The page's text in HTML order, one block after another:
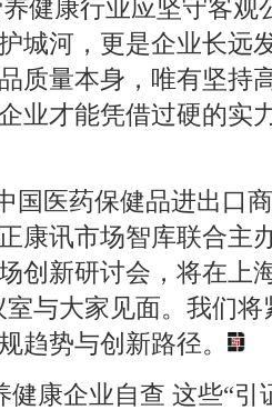
健康行业应坚守客观
城河，更是企业长远
质量本身，唯有坚持
业才能凭借过硬的实
国医药保健品进出口
康讯市场智库联合主
创新研讨会，将在上
室与大家见面。我们
趋势与创新路径。
健康企业自查 这些“引